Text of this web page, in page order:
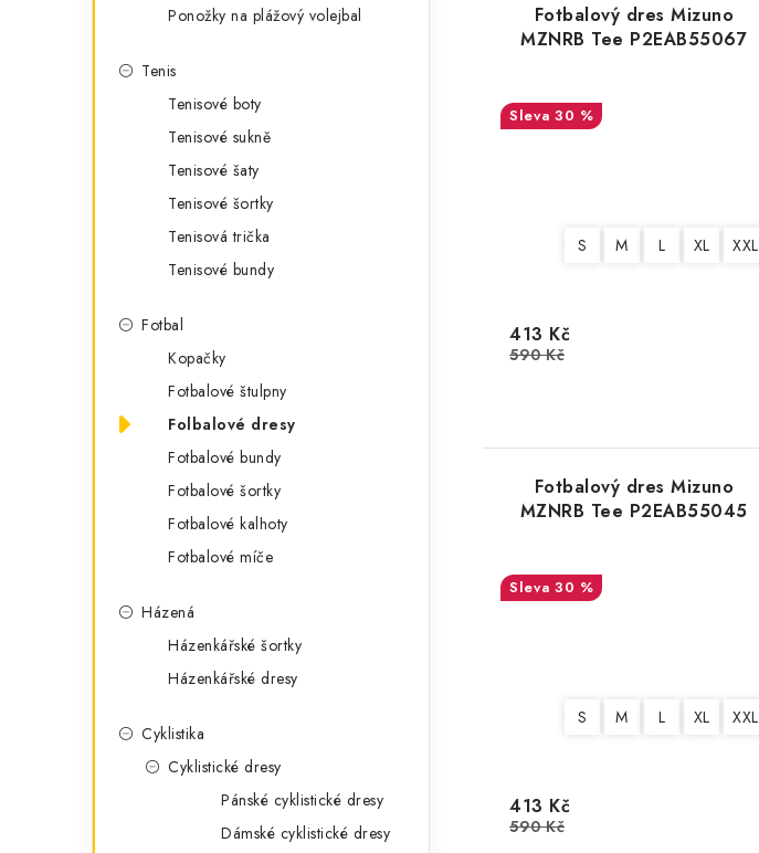
Ponožky na plážový volejbal
Tenis
Tenisové boty
Tenisové sukně
Tenisové šaty
Tenisové šortky
Tenisová trička
Tenisové bundy
Fotbal
Kopačky
Fotbalové štulpny
Folbalové dresy
Fotbalové bundy
Fotbalové šortky
Fotbalové kalhoty
Fotbalové míče
Házená
Házenkářské šortky
Házenkářské dresy
Cyklistika
Cyklistické dresy
Pánské cyklistické dresy
Dámské cyklistické dresy
Fotbalový dres Mizuno
MZNRB Tee P2EAB55067
30 %
S M L XL XXL
413 Kč
590 Kč
Fotbalový dres Mizuno
MZNRB Tee P2EAB55045
30 %
S M L XL XXL
413 Kč
590 Kč